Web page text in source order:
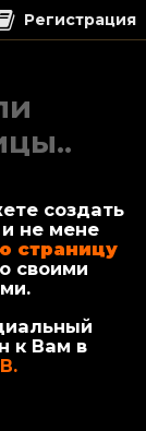
создать
не мене
страницу
своими
к Вам в
Регистрация